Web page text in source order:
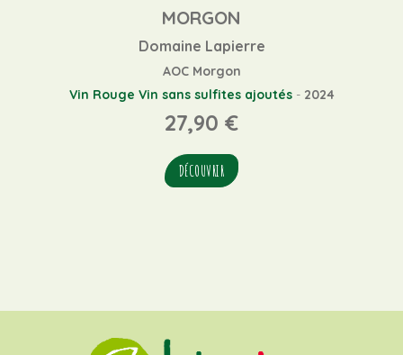
MORGON
Domaine Lapierre
AOC Morgon
Vin Rouge Vin sans sulfites ajoutés- 2024
27,90 €
DÉCOUVRIR